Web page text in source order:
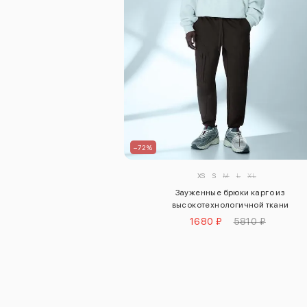
–72%
XS S M L XL
Зауженные брюки карго из
высокотехнологичной ткани
1680 ₽ 5810 ₽